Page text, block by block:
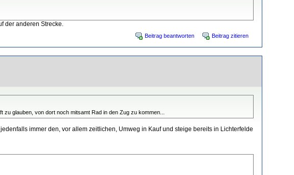
der anderen Strecke.
Beitrag beantworten Beitrag zitieren
glauben, von dort noch mitsamt Rad in den Zug zu kommen...
immer den, vor allem zeitlichen, Umweg in Kauf und steige bereits in Lichterfelde